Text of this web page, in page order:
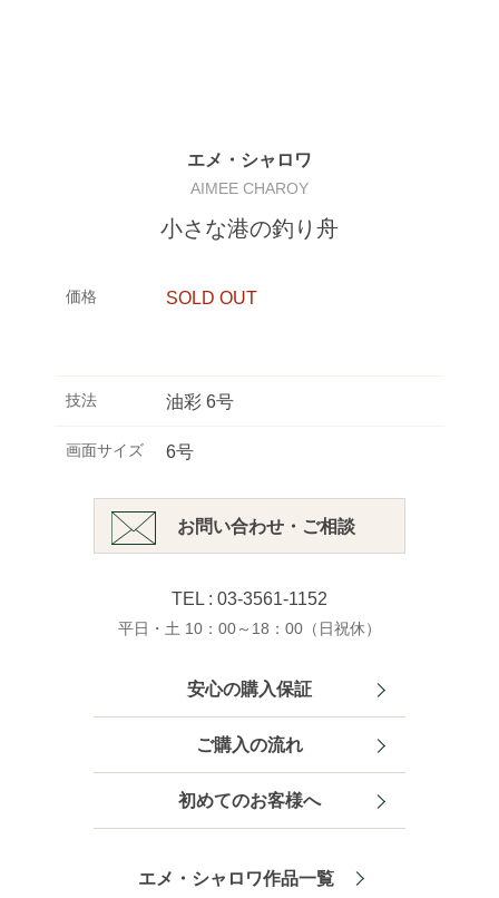
エメ・シャロワ
AIMEE CHAROY
小さな港の釣り舟
価格 SOLD OUT
技法 油彩 6号
画面サイズ 6号
お問い合わせ・ご相談
TEL : 03-3561-1152
平日・土 10：00～18：00（日祝休）
安心の購入保証
ご購入の流れ
初めてのお客様へ
エメ・シャロワ作品一覧